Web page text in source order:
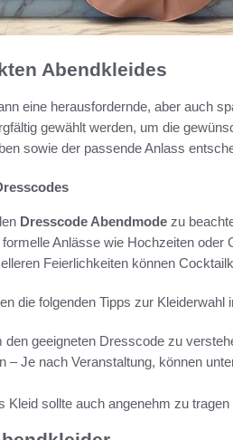
Abendkleides
eine herausfordernde, aber auch
gewählt werden, um die
sowie der passende Anlass
Dresscode Abendmode zu
Anlässe wie Hochzeiten oder
Feierlichkeiten können
die folgenden Tipps zur Kleiderwahl
geeigneten Dresscode zu
– Je nach Veranstaltung, können
sollte auch angenehm zu tragen